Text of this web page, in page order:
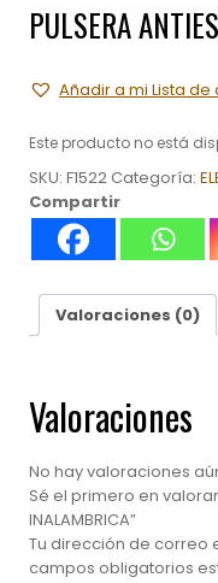
PULSERA
Añadir a mi Lista de
Este producto no está
SKU: F1522 Categoría:
Compartir
Valoraciones (0)
Valoraciones
No hay valoraciones
Sé el primero en valorar
INALAMBRICA”
Tu dirección de correo
campos obligatorios